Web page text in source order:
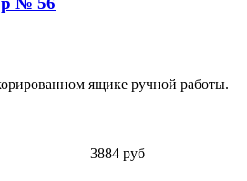
ящике ручной работы.
3884 руб